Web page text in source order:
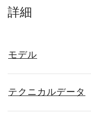
詳細
モデル
テクニカルデータ